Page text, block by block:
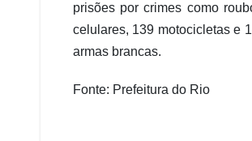
prisões por crimes como
celulares, 139 motocicletas e
armas brancas.
Fonte: Prefeitura do Rio